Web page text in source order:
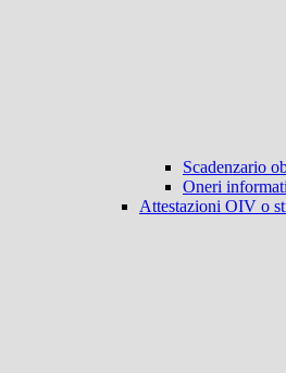
Scadenzario
Oneri
Attestazioni OIV o